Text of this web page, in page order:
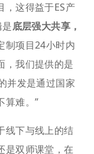
，这得益于ES产
底层强大共享，
制项目24小时内
，我们提供的是
并发是通过国家
算难。”
线下与线上的结
是双师课堂，在